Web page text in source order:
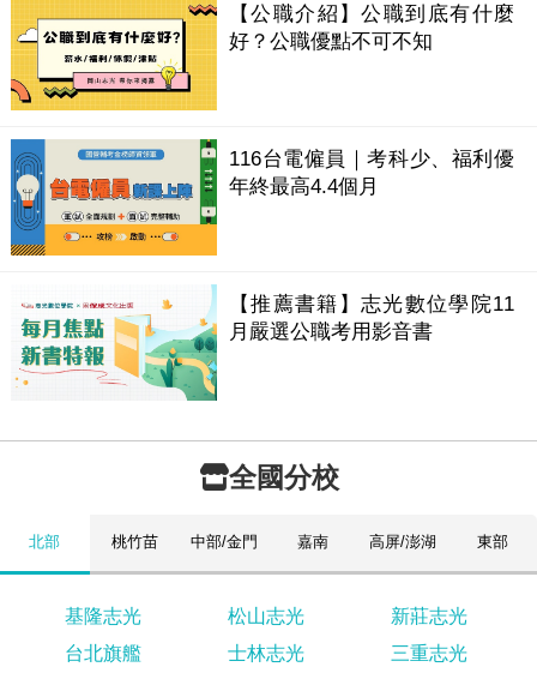
【公職介紹】公職到底有什麼
好？公職優點不可不知
116台電僱員｜考科少、福利優
年終最高4.4個月
【推薦書籍】志光數位學院11
月嚴選公職考用影音書
全國分校
北部 桃竹苗 中部/金門 嘉南 高屏/澎湖 東部
基隆志光 松山志光
新莊志光
台北旗艦
士林志光 三重志光